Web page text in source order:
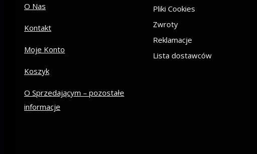
O Nas
Kontakt
Moje Konto
Koszyk
O Sprzedającym – pozostałe
informacje
Pliki Cookies
Zwroty
Reklamacje
Lista dostawców